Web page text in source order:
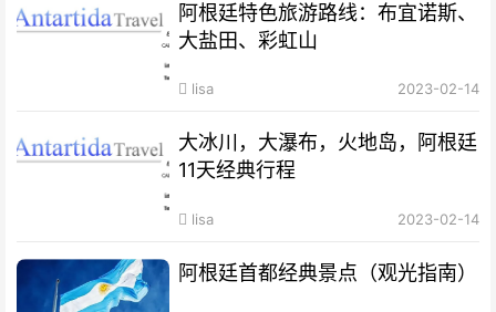
阿根廷特色旅游路线：布宜诺斯、
大盐田、彩虹山
lisa 2023-02-14
大冰川，大瀑布，火地岛，阿根廷
11天经典行程
lisa 2023-02-14
阿根廷首都经典景点（观光指南）